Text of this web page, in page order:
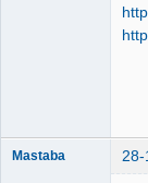
OPTIJANCOMATIQUE
Mastaba